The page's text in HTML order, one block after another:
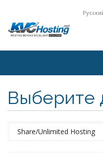
Выберите